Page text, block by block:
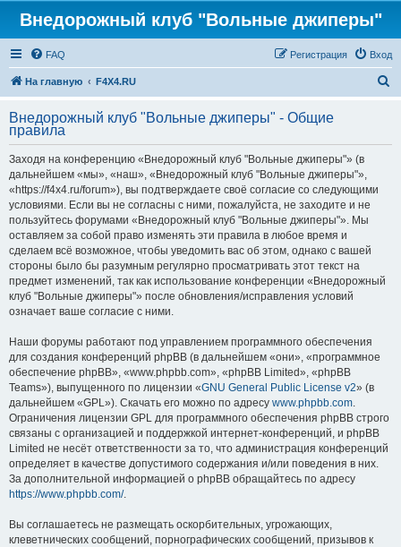
Внедорожный клуб "Вольные джиперы"
FAQ Вход
Регистрация
На главную F4X4.RU
с
Внедорожный клуб "Вольные джиперы" - Общие
правила
Заходя на конференцию «Внедорожный клуб "Вольные джиперы"» (в
дальнейшем «мы», «наш», «Внедорожный клуб "Вольные джиперы"»,
«https://f4x4.ru/forum»), вы подтверждаете своё согласие со следующими
условиями. Если вы не согласны с ними, пожалуйста, не заходите и не
пользуйтесь форумами «Внедорожный клуб "Вольные джиперы"». Мы
оставляем за собой право изменять эти правила в любое время и
сделаем всё возможное, чтобы уведомить вас об этом, однако с вашей
стороны было бы разумным регулярно просматривать этот текст на
предмет изменений, так как использование конференции «Внедорожный
клуб "Вольные джиперы"» после обновления/исправления условий
означает ваше согласие с ними.
Наши форумы работают под управлением программного обеспечения
для создания конференций phpBB (в дальнейшем «они», «программное
обеспечение phpBB», «www.phpbb.com», «phpBB Limited», «phpBB
Teams»), выпущенного по лицензии «GNU General Public License v2» (в
дальнейшем «GPL»). Скачать его можно по адресу www.phpbb.com.
Ограничения лицензии GPL для программного обеспечения phpBB строго
связаны с организацией и поддержкой интернет-конференций, и phpBB
Limited не несёт ответственности за то, что администрация конференций
определяет в качестве допустимого содержания и/или поведения в них.
За дополнительной информацией о phpBB обращайтесь по адресу
https://www.phpbb.com/.
Вы соглашаетесь не размещать оскорбительных, угрожающих,
клеветнических сообщений, порнографических сообщений, призывов к